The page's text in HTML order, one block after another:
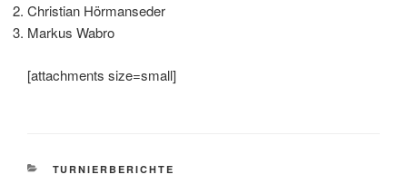
Christian Hörmanseder
Markus Wabro
[attachments size=small]
KATEGORIEN
TURNIERBERICHTE